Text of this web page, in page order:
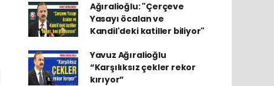
Ağıralioğlu: "Çerçeve
Yasayı öcalan ve
Kandil'deki katiller biliyor"
Yavuz Ağıralioğlu
“Karşılıksız çekler rekor
kırıyor”